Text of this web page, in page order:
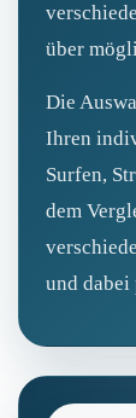
über
Die
Ihren
Surfen,
dem
und dabei